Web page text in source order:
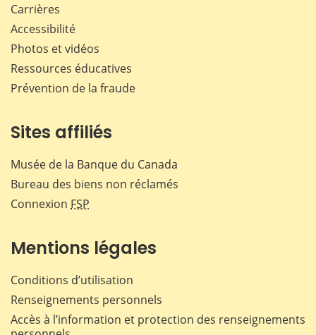
Carrières
Accessibilité
Photos et vidéos
Ressources éducatives
Prévention de la fraude
Sites affiliés
Musée de la Banque du Canada
Bureau des biens non réclamés
Connexion FSP
Mentions légales
Conditions d’utilisation
Renseignements personnels
Accès à l’information et protection des renseignements